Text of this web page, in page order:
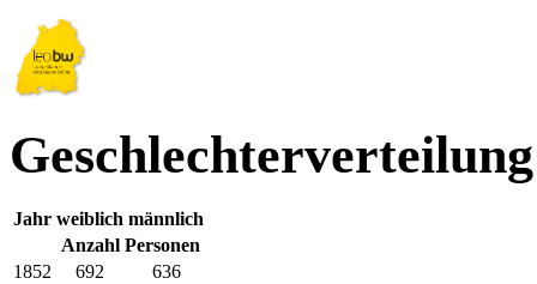
Jahr weiblich männlich
Anzahl Personen
1852
692
636